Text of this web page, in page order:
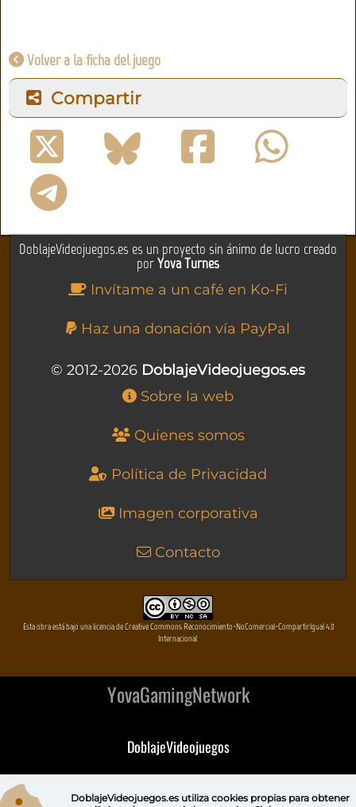
Volver a la ficha del juego
Compartir
DoblajeVideojuegos.es es un proyecto sin ánimo de lucro creado
porYova Turnes
Invítame a un café en Ko-Fi
Haz una donación vía PayPal
© 2012-2026 DoblajeVideojuegos.es
Sobre la web
Quienes somos
Política de Privacidad
Imagen corporativa
Contacto
Esta obra está bajo una licencia de Creative Commons Reconocimiento-NoComercial-CompartirIgual 4.0
Internacional
YovaGamingNetwork
DoblajeVideojuegos
DoblajeVideojuegos.es utiliza cookies propiaspara obtener